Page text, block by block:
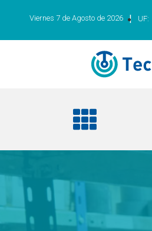
Viernes 7 de Agosto de 2026 | UF: